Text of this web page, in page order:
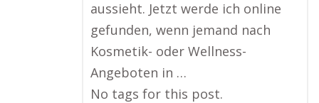
aussieht. Jetzt werde ich online
gefunden, wenn jemand nach
Kosmetik- oder Wellness-
Angeboten in …
No tags for this post.